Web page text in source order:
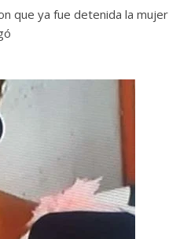
que ya fue detenida la mujer